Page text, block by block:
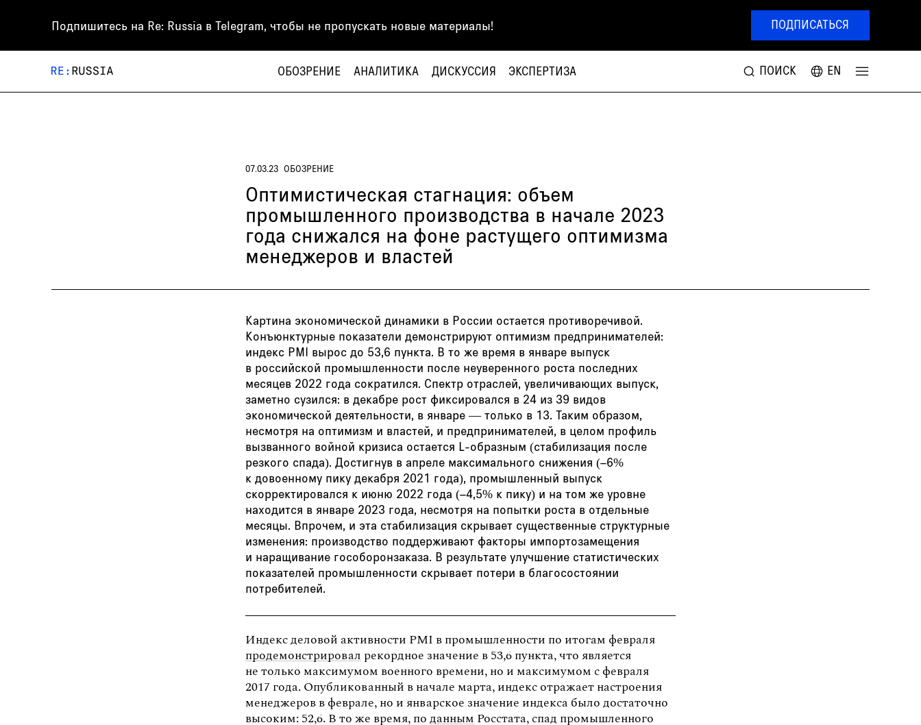
Подпишитесь на Re: Russia в Telegram, чтобы не пропускать новые материалы! ПОДПИСАТЬСЯ
ОБОЗРЕНИЕ АНАЛИТИКА ДИСКУССИЯ ЭКСПЕРТИЗА ПОИСК EN
07.03.23 ОБОЗРЕНИЕ
Оптимистическая стагнация: объем
промышленного производства в начале 2023
года снижался на фоне растущего оптимизма
менеджеров и властей
Картина экономической динамики в России остается противоречивой.
Конъюнктурные показатели демонстрируют оптимизм предпринимателей:
индекс PMI вырос до 53,6 пункта. В то же время в январе выпуск
в российской промышленности после неуверенного роста последних
месяцев 2022 года сократился. Спектр отраслей, увеличивающих выпуск,
заметно сузился: в декабре рост фиксировался в 24 из 39 видов
экономической деятельности, в январе — только в 13. Таким образом,
несмотря на оптимизм и властей, и предпринимателей, в целом профиль
вызванного войной кризиса остается L-образным (стабилизация после
резкого спада). Достигнув в апреле максимального снижения (–6%
к довоенному пику декабря 2021 года), промышленный выпуск
скорректировался к июню 2022 года (–4,5% к пику) и на том же уровне
находится в январе 2023 года, несмотря на попытки роста в отдельные
месяцы. Впрочем, и эта стабилизация скрывает существенные структурные
изменения: производство поддерживают факторы импортозамещения
и наращивание гособоронзаказа. В результате улучшение статистических
показателей промышленности скрывает потери в благосостоянии
потребителей.
Индекс деловой активности PMI в промышленности по итогам февраля
продемонстрировал рекордное значение в 53,6 пункта, что является
не только максимумом военного времени, но и максимумом с февраля
2017 года. Опубликованный в начале марта, индекс отражает настроения
менеджеров в феврале, но и январское значение индекса было достаточно
высоким: 52,6. В то же время, поданным Росстата, спад промышленного